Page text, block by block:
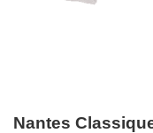
Nantes